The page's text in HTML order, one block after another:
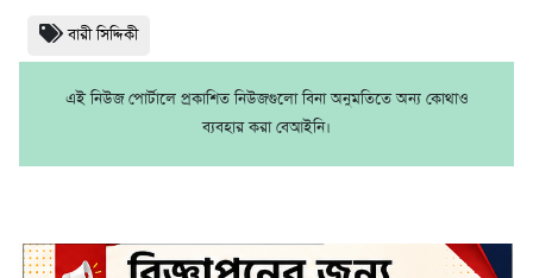
বারী সিদ্দিকী
এই নিউজ পোর্টালে প্রকাশিত নিউজগুলো বিনা অনুমতিতে অন্য কোথাও
ব্যবহার করা বেআইনি।